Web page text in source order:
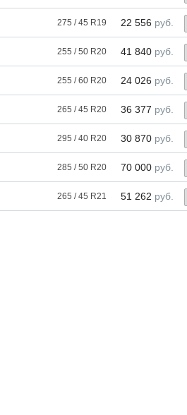
275 / 45 R19 22 556 руб.
255 / 50 R20 41 840 руб.
255 / 60 R20 24 026 руб.
265 / 45 R20 36 377 руб.
295 / 40 R20 30 870 руб.
285 / 50 R20 70 000 руб.
265 / 45 R21 51 262 руб.